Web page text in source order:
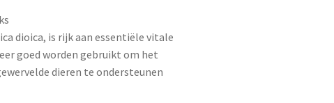
dioica, is rijk aan essentiële vitale
goed worden gebruikt om het
dieren te ondersteunen